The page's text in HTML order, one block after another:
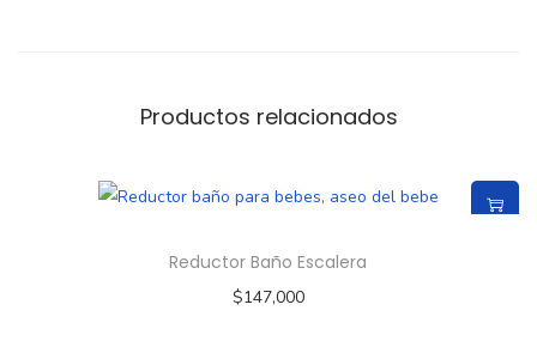
Productos relacionados
Reductor Baño Escalera
$147,000